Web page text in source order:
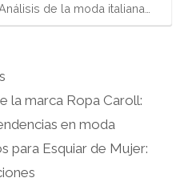
de la moda italiana…
la marca Ropa Caroll:
en moda
para Esquiar de Mujer: